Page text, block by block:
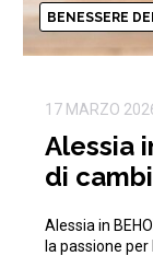
BENESSERE
17 MARZO
Alessia
di
Alessia in
la passione per